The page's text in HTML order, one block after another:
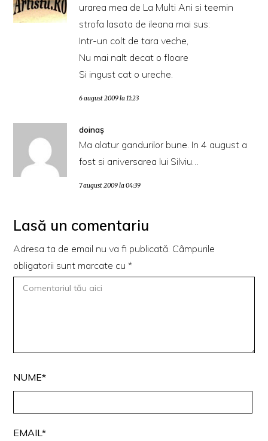
urarea mea de La Multi Ani si teemin
strofa lasata de ileana mai sus:
Intr-un colt de tara veche,
Nu mai nalt decat o floare
Si ingust cat o ureche.
6 august 2009 la 11:23
doinaş
Ma alatur gandurilor bune. In 4 august a
fost si aniversarea lui Silviu…
7 august 2009 la 04:39
Lasă un comentariu
Adresa ta de email nu va fi publicată. Câmpurile
obligatorii sunt marcate cu*
NUME*
EMAIL*